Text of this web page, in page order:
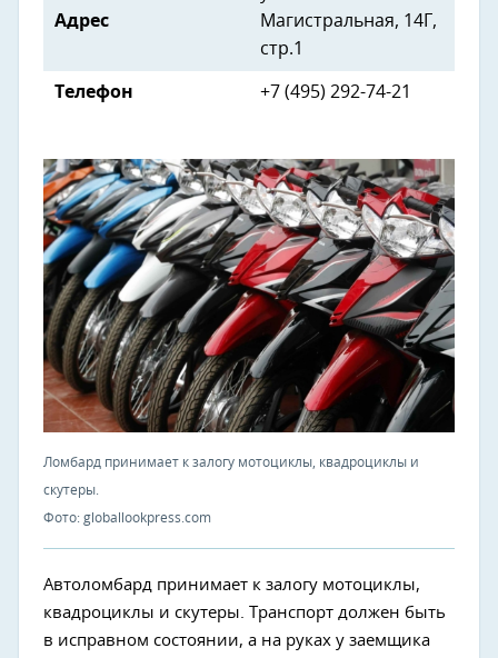
Адрес
Магистральная, 14Г,
стр.1
Телефон +7 (495) 292-74-21
Ломбард принимает к залогу мотоциклы, квадроциклы и
скутеры.
Фото: globallookpress.com
Автоломбард принимает к залогу мотоциклы,
квадроциклы и скутеры. Транспорт должен быть
в исправном состоянии, а на руках у заемщика